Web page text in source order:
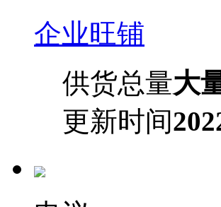
企业旺铺
供货总量大
更新时间